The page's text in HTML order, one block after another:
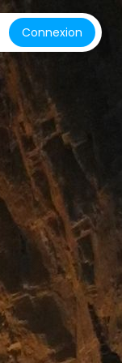
Connexion